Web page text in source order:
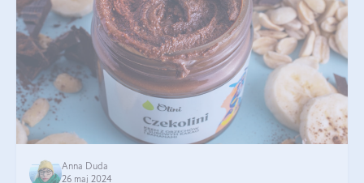
Anna Duda
26 maj 2024